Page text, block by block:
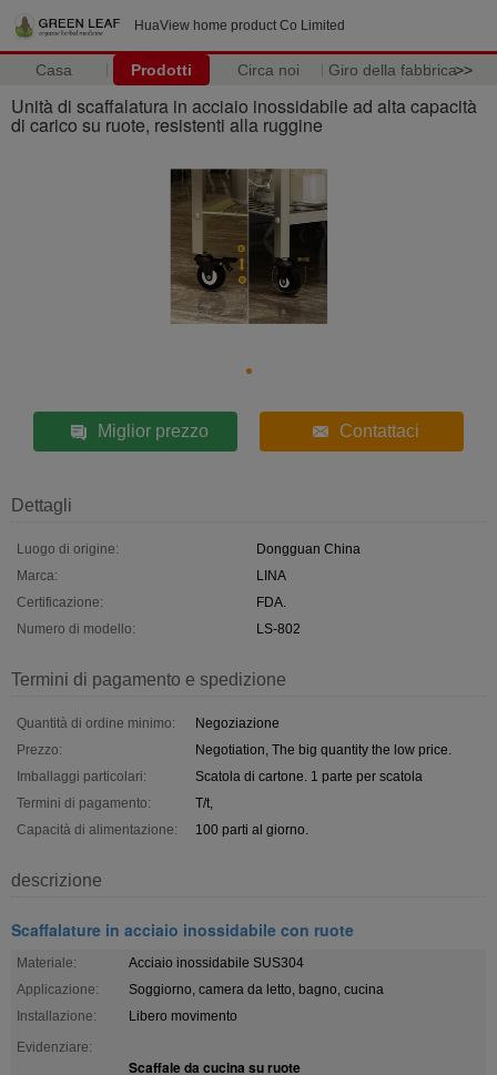
HuaView home product Co Limited
Casa Prodotti Circa noi Giro della fabbrica>>
Unità di scaffalatura in acciaio inossidabile ad alta capacità
di carico su ruote, resistenti alla ruggine
Miglior prezzo Contattaci
Dettagli
Luogo di origine:
Dongguan China
Marca:
LINA
Certificazione:
FDA.
Numero di modello:
LS-802
Termini di pagamento e spedizione
Quantità di ordine minimo:
Negoziazione
Prezzo:
Negotiation, The big quantity the low price.
Imballaggi particolari:
Scatola di cartone. 1 parte per scatola
Termini di pagamento:
T/t,
Capacità di alimentazione:
100 parti al giorno.
descrizione
Scaffalature in acciaio inossidabile con ruote
Materiale:
Acciaio inossidabile SUS304
Applicazione:
Soggiorno, camera da letto, bagno, cucina
Installazione:
Libero movimento
Evidenziare:
Scaffale da cucina su ruote